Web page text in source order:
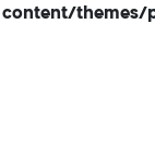
content/themes/